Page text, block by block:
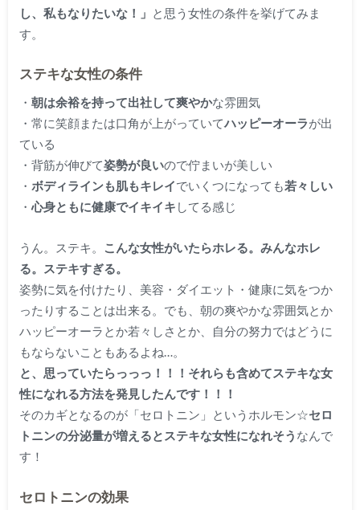
し、私もなりたいな！」 と思う女性の条件を挙げてみま
す。
ステキな女性の条件
・ 朝は余裕を持って出社して爽やかな雰囲気
・常に笑顔または口角が上がっていてハッピーオーラが出
ている
・背筋が伸びて姿勢が良いので佇まいが美しい
・ ボディラインも肌もキレイでいくつになっても若々しい
・心身ともに健康でイキイキ してる感じ
うん。ステキ。 こんな女性がいたらホレる。みんなホレ
る。ステキすぎる。
姿勢に気を付けたり、美容・ダイエット・健康に気をつか
ったりすることは出来る。でも、朝の爽やかな雰囲気とか
ハッピーオーラとか若々しさとか、自分の努力ではどうに
もならないこともあるよね…。
と、思っていたらっっっ！！！それらも含めてステキな女
性になれる方法を発見したんです！！！
そのカギとなるのが「セロトニン」 というホルモン☆セロ
トニンの分泌量が増えるとステキな女性になれそう なんで
す！
セロトニンの効果